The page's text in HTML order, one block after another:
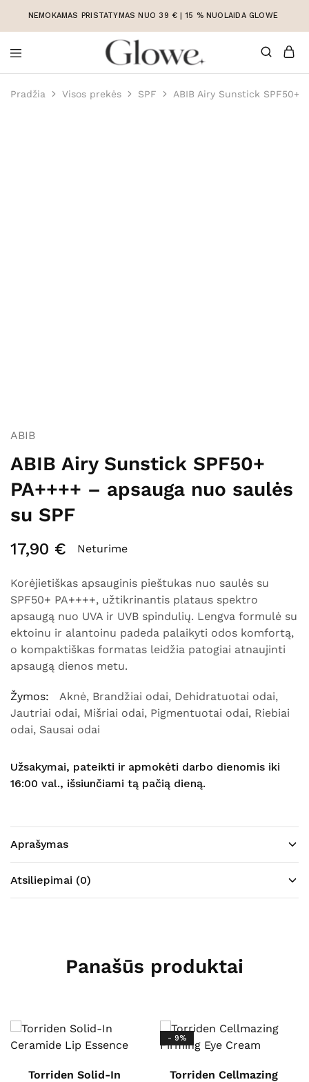
NEMOKAMAS PRISTATYMAS NUO 39 € | 15 % NUOLAIDA GLOWE
Korėjietiška
Korėjietiška
internetu
Pradžia Visos prekės SPF ABIB Airy Sunstick SPF50+
ABIB
ABIB Airy Sunstick SPF50+
PA++++ – apsauga nuo saulės
su SPF
17,90 € Neturime
Korėjietiškas apsauginis pieštukas nuo saulės su
SPF50+ PA++++, užtikrinantis plataus spektro
apsaugą nuo UVA ir UVB spindulių. Lengva formulė su
ektoinu ir alantoinu padeda palaikyti odos komfortą,
o kompaktiškas formatas leidžia patogiai atnaujinti
apsaugą dienos metu.
Žymos: Aknė, Brandžiai odai, Dehidratuotai odai,
Jautriai odai, Mišriai odai, Pigmentuotai odai, Riebiai
odai, Sausai odai
Užsakymai, pateikti ir apmokėti darbo dienomis iki
16:00 val., išsiunčiami tą pačią dieną.
Aprašymas
Atsiliepimai (0)
Panašūs produktai
Torriden Solid-In
- 9%
Torriden Cellmazing